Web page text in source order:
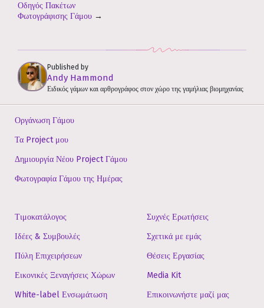
Οδηγός Πακέτων
Φωτογράφισης Γάμου →
Published by
Andy Hammond
Ειδικός γάμων και αρθρογράφος στον χώρο της γαμήλιας βιομηχανίας
Οργάνωση Γάμου
Τα Project μου
Δημιουργία Νέου Project Γάμου
Φωτογραφία Γάμου της Ημέρας
Τιμοκατάλογος
Ιδέες & Συμβουλές
Πύλη Επιχειρήσεων
Εικονικές Ξεναγήσεις Χώρων
White-label Ενσωμάτωση
Συχνές Ερωτήσεις
Σχετικά με εμάς
Θέσεις Εργασίας
Media Kit
Επικοινωνήστε μαζί μας